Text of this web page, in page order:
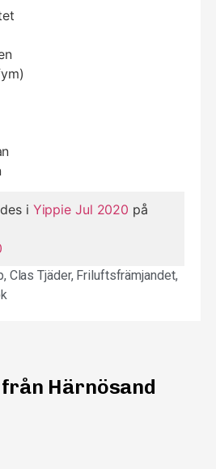
i Yippie Jul 2020 på
, Clas Tjäder, Friluftsfrämjandet,
Härnösand